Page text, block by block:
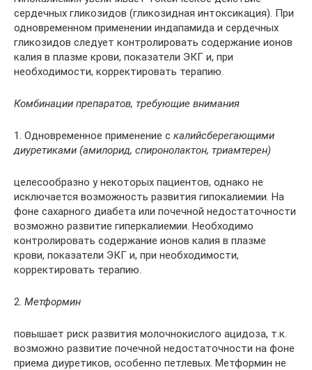
сердечных гликозидов (гликозидная интоксикация). При
одновременном применении индапамида и сердечных
гликозидов следует контролировать содержание ионов
калия в плазме крови, показатели ЭКГ и, при
необходимости, корректировать терапию.
Комбинации препаратов, требующие внимания
1. Одновременное применение с калийсберегающими
диуретиками (амилорид, спиронолактон, триамтерен)
целесообразно у некоторых пациентов, однако не
исключается возможность развития гипокалиемии. На
фоне сахарного диабета или почечной недостаточности
возможно развитие гиперкалиемии. Необходимо
контролировать содержание ионов калия в плазме
крови, показатели ЭКГ и, при необходимости,
корректировать терапию.
2. Метформин
повышает риск развития молочнокислого ацидоза, т.к.
возможно развитие почечной недостаточности на фоне
приема диуретиков, особенно петлевых. Метформин не